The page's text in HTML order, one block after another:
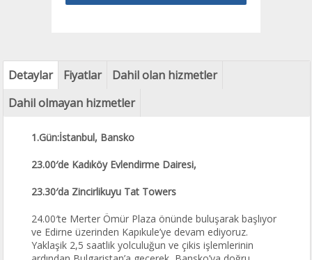
Detaylar Fiyatlar
Dahil olan hizmetler
Dahil olmayan hizmetler
1.Gün:İstanbul, Bansko
23.00′de Kadıköy Evlendirme Dairesi,
23.30′da Zincirlikuyu Tat Towers
24.00′te Merter Ömür Plaza önünde buluşarak başlıyor
ve Edirne üzerinden Kapıkule’ye devam ediyoruz.
Yaklaşik 2,5 saatlik yolculuğun ve çikis işlemlerinin